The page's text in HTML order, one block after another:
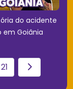
do acidente
em Goiânia
21